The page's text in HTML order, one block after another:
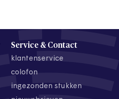
Service & Contact
klantenservice
colofon
ingezonden stukken